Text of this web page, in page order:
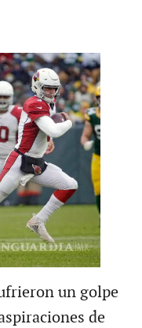
un golpe
de